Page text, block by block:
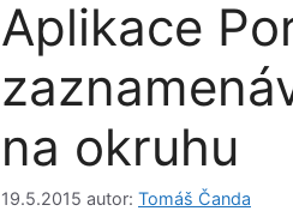
Aplikace
na okruhu
19.5.2015 autor: Tomáš Čanda